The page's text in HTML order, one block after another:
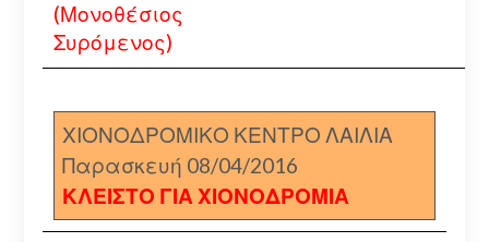
(Μονοθέσιος
Συρόμενος)
ΧΙΟΝΟΔΡΟΜΙΚΟ ΚΕΝΤΡΟ ΛΑΙΛΙΑ
Παρασκευή 08/04/2016
ΚΛΕΙΣΤΟ ΓΙΑ ΧΙΟΝΟΔΡΟΜΙΑ